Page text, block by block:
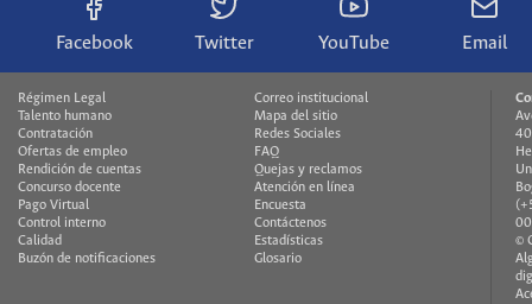
Facebook Twitter YouTube Email
Régimen Legal
Talento humano
Contratación
Ofertas de empleo
Rendición de cuentas
Concurso docente
Pago Virtual
Control interno
Calidad
Buzón de notificaciones
Correo institucional
Mapa del sitio
Redes Sociales
FAQ
Quejas y reclamos
Atención en línea
Encuesta
Contáctenos
Estadísticas
Glosario
©